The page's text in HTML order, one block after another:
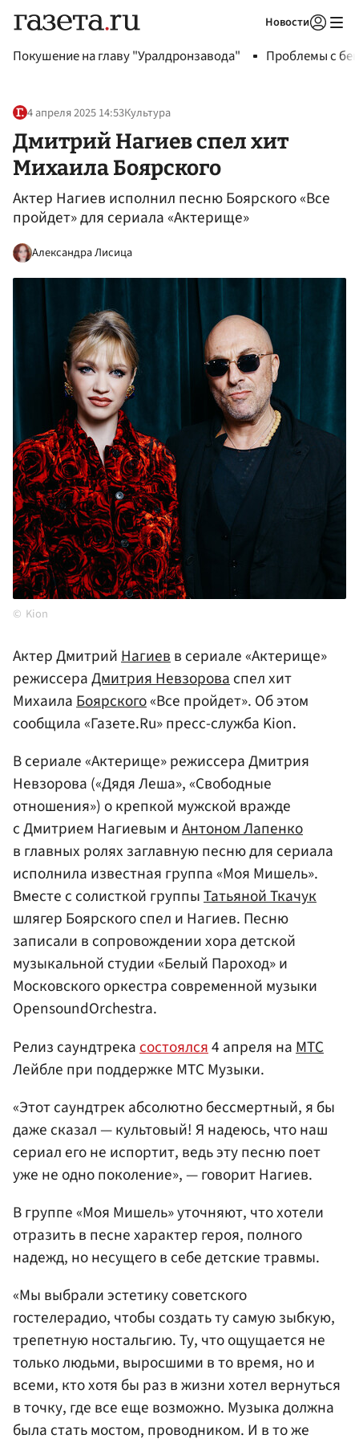
Новости
Покушение на главу "Уралдронзавода" Проблемы с
4 апреля 2025 14:53Культура
Дмитрий Нагиев спел хит
Михаила Боярского
Актер Нагиев исполнил песню Боярского «Все
пройдет» для сериала «Актерище»
Александра Лисица
Kion
Актер ДмитрийНагиевв сериале «Актерище»
режиссераДмитрия Невзороваспел хит
МихаилаБоярского«Все пройдет». Об этом
сообщила «Газете.Ru» пресс-служба Kion.
В сериале «Актерище» режиссера Дмитрия
Невзорова («Дядя Леша», «Свободные
отношения») о крепкой мужской вражде
с Дмитрием Нагиевым иАнтоном Лапенко
в главных ролях заглавную песню для сериала
исполнила известная группа «Моя Мишель».
Вместе с солисткой группыТатьяной Ткачук
шлягер Боярского спел и Нагиев. Песню
записали в сопровождении хора детской
музыкальной студии «Белый Пароход» и
Московского оркестра современной музыки
OpensoundOrchestra.
Релиз саундтрека состоялся4 апреля на МТС
Лейбле при поддержке МТС Музыки.
«Этот саундтрек абсолютно бессмертный, я бы
даже сказал — культовый! Я надеюсь, что наш
сериал его не испортит, ведь эту песню поет
уже не одно поколение», — говорит Нагиев.
В группе «Моя Мишель» уточняют, что хотели
отразить в песне характер героя, полного
надежд, но несущего в себе детские травмы.
«Мы выбрали эстетику советского
гостелерадио, чтобы создать ту самую зыбкую,
трепетную ностальгию. Ту, что ощущается не
только людьми, выросшими в то время, но и
всеми, кто хотя бы раз в жизни хотел вернуться
в точку, где все еще возможно. Музыка должна
была стать мостом, проводником. И в то же